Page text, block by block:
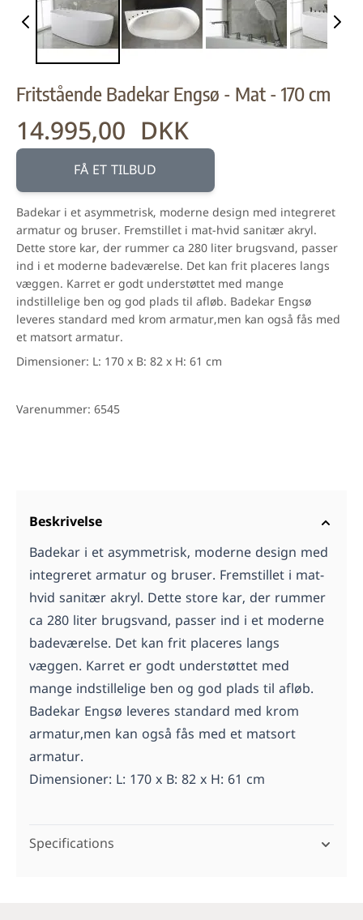
Fritstående Badekar Engsø - Mat - 170 cm
14.995,00 DKK
FÅ ET TILBUD
Badekar i et asymmetrisk, moderne design med integreret
armatur og bruser. Fremstillet i mat-hvid sanitær akryl.
Dette store kar, der rummer ca 280 liter brugsvand, passer
ind i et moderne badeværelse. Det kan frit placeres langs
væggen. Karret er godt understøttet med mange
indstillelige ben og god plads til afløb. Badekar Engsø
leveres standard med krom armatur,men kan også fås med
et matsort armatur.
Dimensioner: L: 170 x B: 82 x H: 61 cm
Varenummer: 6545
Beskrivelse
Badekar i et asymmetrisk, moderne design med
integreret armatur og bruser. Fremstillet i mat-
hvid sanitær akryl. Dette store kar, der rummer
ca 280 liter brugsvand, passer ind i et moderne
badeværelse. Det kan frit placeres langs
væggen. Karret er godt understøttet med
mange indstillelige ben og god plads til afløb.
Badekar Engsø leveres standard med krom
armatur,men kan også fås med et matsort
armatur.
Dimensioner: L: 170 x B: 82 x H: 61 cm
Specifications